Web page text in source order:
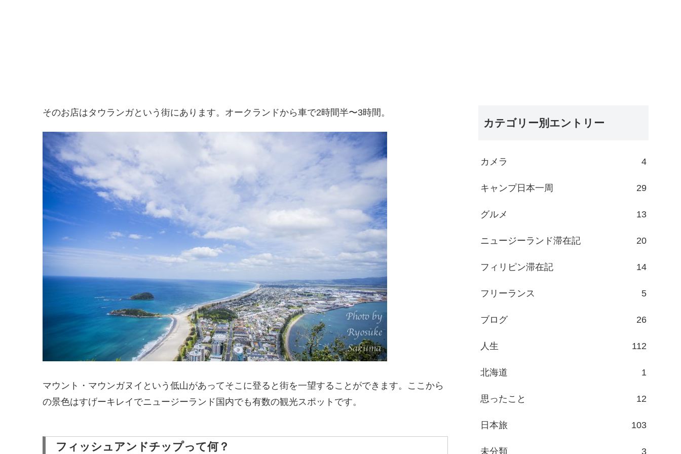
そのお店はタウランガという街にあります。オークランドから車で2時間半〜3時間。
マウント・マウンガヌイという低山があってそこに登ると街を一望することができます。ここから
の景色はすげーキレイでニュージーランド国内でも有数の観光スポットです。
フィッシュアンドチップって何？
カテゴリー別エントリー
カメラ 4
キャンプ日本一周 29
グルメ 13
ニュージーランド滞在記 20
フィリピン滞在記 14
フリーランス 5
ブログ 26
人生 112
北海道 1
思ったこと 12
日本旅 103
未分類 3